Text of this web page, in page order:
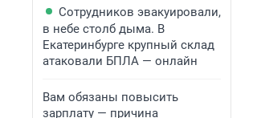
Сотрудников эвакуировали,
в небе столб дыма. В
Екатеринбурге крупный склад
атаковали БПЛА — онлайн
Вам обязаны повысить
зарплату — причина